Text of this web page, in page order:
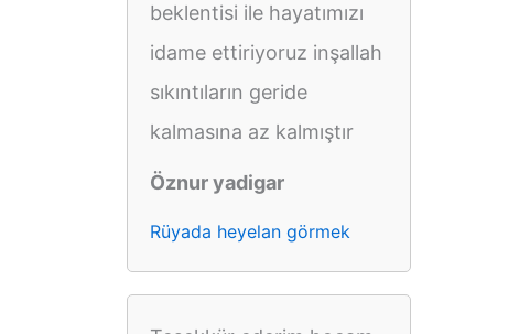
beklentisi ile hayatımızı
idame ettiriyoruz inşallah
sıkıntıların geride
kalmasına az kalmıştır
Öznur yadigar
Rüyada heyelan görmek